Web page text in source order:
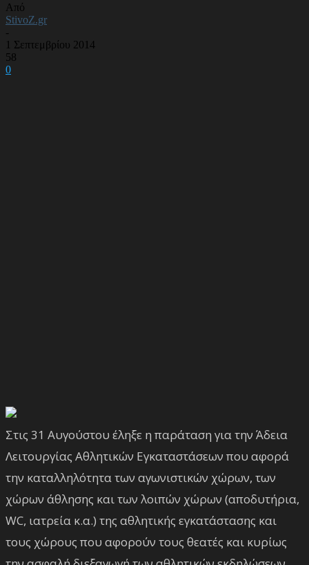
Από
StivoZ.gr
-
1 Σεπτεμβρίου 2014
58
0
Στις 31 Αυγούστου έληξε η παράταση για την Άδεια
Λειτουργίας Αθλητικών Εγκαταστάσεων που αφορά
την καταλληλότητα των αγωνιστικών χώρων, των
χώρων άθλησης και των λοιπών χώρων (αποδυτήρια,
WC, ιατρεία κ.α.) της αθλητικής εγκατάστασης και
τους χώρους που αφορούν τους θεατές και κυρίως